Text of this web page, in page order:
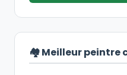
🏘️ Meilleur peintre